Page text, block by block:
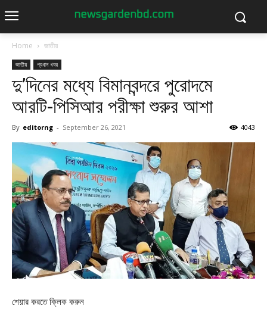
Home জাতীয়
জাতীয় প্রধান খবর
দু’দিনের মধ্যে বিমানবন্দরে পুরোদমে
আরটি-পিসিআর পরীক্ষা শুরুর আশা
By editorng - September 26, 2021 4043
শেয়ার করতে ক্লিক করুন